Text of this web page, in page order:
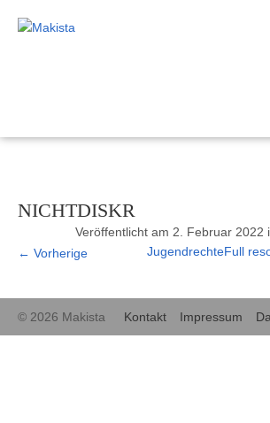
NICHTDISKR
Veröffentlicht am 2. Februar 2022
JugendrechteFull
← Vorherige
© 2026 Makista Kontakt Impressum